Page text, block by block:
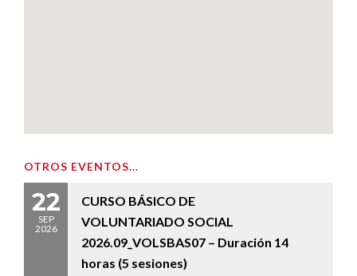
OTROS EVENTOS...
22
SEP
2026
CURSO BÁSICO DE
VOLUNTARIADO SOCIAL
2026.09_VOLSBAS07 – Duración 14
horas (5 sesiones)